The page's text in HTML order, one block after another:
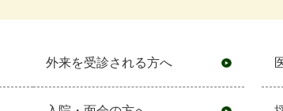
外来を受診される方へ